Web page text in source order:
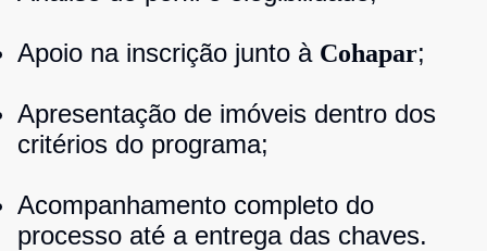
Apoio na inscrição junto à Cohapar;
Apresentação de imóveis dentro dos
critérios do programa;
Acompanhamento completo do
processo até a entrega das chaves.